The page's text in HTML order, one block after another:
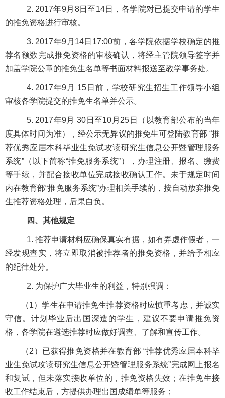
2. 2017年9月8日至14日，各学院对已提交申请的学生
的推免资格进行审核。
3. 2017年9月14日17:00前，各学院依据学校确定的推
荐名额数完成推免资格的审核确认，将经主管院领导签字并
加盖学院公章的推免生名单等书面材料报送至教学事务处。
4. 2017年9月 15日前，学校研究生招生工作领导小组
审核各学院提交的推免生名单并公示。
5. 2017年9月 30日至10月25日（以教育部公布的当年
度具体时间为准），经公示无异议的推免生可登陆教育部 “推
荐优秀应届本科毕业生免试攻读研究生信息公开暨管理服务
系统”（以下简称“推免服务系统”），办理注册、报名、缴费
等手续，并配合接收单位完成接收确认工作。未于规定时间
内在教育部“推免服务系统”办理相关手续的，按自动放弃推免
生推荐资格处理，后果自负。
四、其他规定
1. 推荐申请材料应确保真实有据，如有弄虚作假者，一
经发现查实，将立即取消被推荐者的推免资格，并给予相应
的纪律处分。
2. 为保护广大毕业生的利益，特别强调：
（1）学生在申请推免生推荐资格时应慎重考虑，并诚实
守信。计划毕业后出国深造的学生，建议不要申请推免资
格，各学院在遴选推荐时应做好调查、了解和宣传工作。
（2）已获得推免资格并在教育部 “推荐优秀应届本科毕
业生免试攻读研究生信息公开暨管理服务系统”完成网上报名
和复试，但未落实接收单位的，推免资格失效；在推免生接
收工作结束后，方提供办理出国成绩单等服务；